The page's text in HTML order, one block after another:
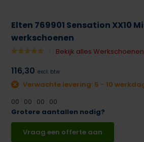
Elten 769901 Sensation XX10
werkschoenen
Bekijk alles Werkschoenen
116,30 excl. btw
Verwachte levering: 5 - 10
00 : 00 : 00 : 00
Grotere aantallen nodig?
Vraag een offerte aan